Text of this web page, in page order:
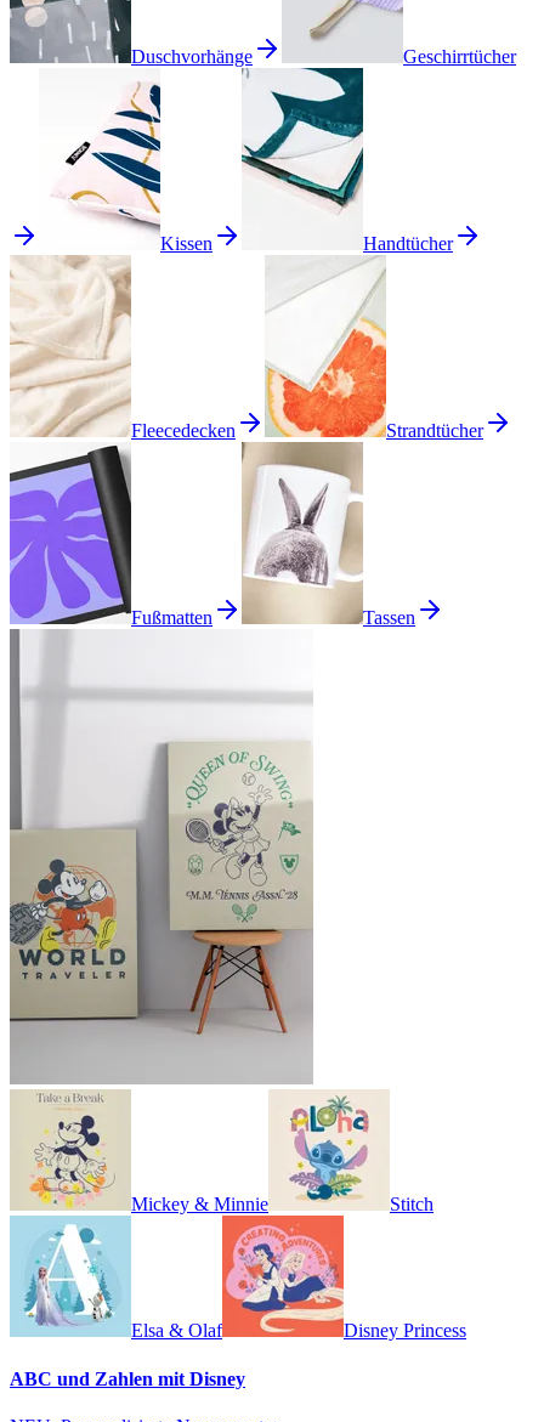
Duschvorhänge Geschirrtücher
Kissen Handtücher
Fleecedecken Strandtücher
Fußmatten Tassen
Mickey & Minnie Stitch
Elsa & Olaf Disney Princess
ABC und Zahlen mit Disney